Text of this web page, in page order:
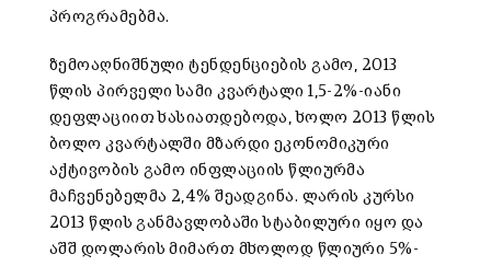
პროგრამებმა.
ზემოაღნიშნული ტენდენციების გამო, 2013
წლის პირველი სამი კვარტალი 1,5-2%-იანი
დეფლაციით ხასიათდებოდა, ხოლო 2013 წლის
ბოლო კვარტალში მზარდი ეკონომიკური
აქტივობის გამო ინფლაციის წლიურმა
მაჩვენებელმა 2,4% შეადგინა. ლარის კურსი
2013 წლის განმავლობაში სტაბილური იყო და
აშშ დოლარის მიმართ მხოლოდ წლიური 5%-